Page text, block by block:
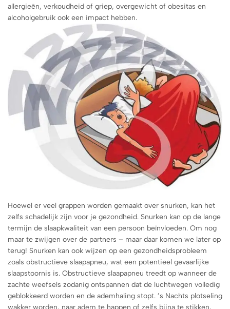
allergieën, verkoudheid of griep, overgewicht of obesitas en
alcoholgebruik ook een impact hebben.
Hoewel er veel grappen worden gemaakt over snurken, kan het
zelfs schadelijk zijn voor je gezondheid. Snurken kan op de lange
termijn de slaapkwaliteit van een persoon beïnvloeden. Om nog
maar te zwijgen over de partners – maar daar komen we later op
terug! Snurken kan ook wijzen op een gezondheidsprobleem
zoals obstructieve slaapapneu, wat een potentieel gevaarlijke
slaapstoornis is. Obstructieve slaapapneu treedt op wanneer de
zachte weefsels zodanig ontspannen dat de luchtwegen volledig
geblokkeerd worden en de ademhaling stopt. ’s Nachts plotseling
wakker worden, naar adem te happen of zelfs bijna te stikken,